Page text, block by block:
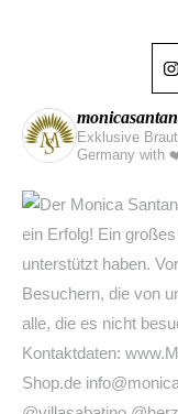
Exklusive
Germany with